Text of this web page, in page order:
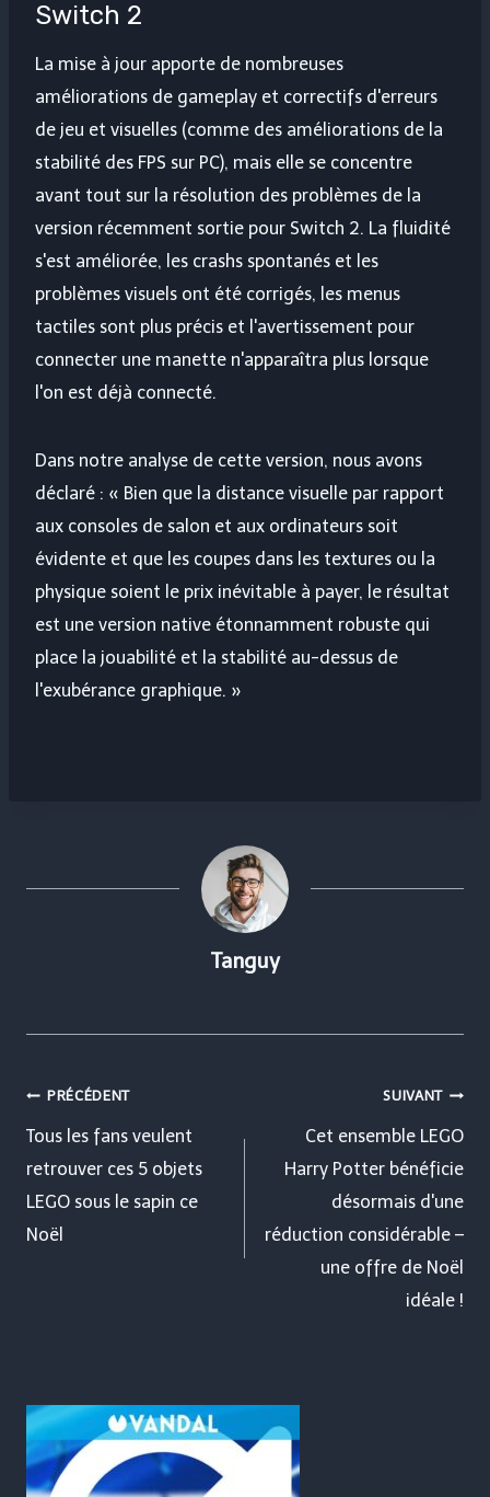
Switch 2
La mise à jour apporte de nombreuses
améliorations de gameplay et correctifs d'erreurs
de jeu et visuelles (comme des améliorations de la
stabilité des FPS sur PC), mais elle se concentre
avant tout sur la résolution des problèmes de la
version récemment sortie pour Switch 2. La fluidité
s'est améliorée, les crashs spontanés et les
problèmes visuels ont été corrigés, les menus
tactiles sont plus précis et l'avertissement pour
connecter une manette n'apparaîtra plus lorsque
l'on est déjà connecté.
Dans notre analyse de cette version, nous avons
déclaré : « Bien que la distance visuelle par rapport
aux consoles de salon et aux ordinateurs soit
évidente et que les coupes dans les textures ou la
physique soient le prix inévitable à payer, le résultat
est une version native étonnamment robuste qui
place la jouabilité et la stabilité au-dessus de
l'exubérance graphique. »
Tanguy
Navigation
de
l’article
PRÉCÉDENT
Tous les fans veulent
retrouver ces 5 objets
LEGO sous le sapin ce
Noël
SUIVANT
Cet ensemble LEGO
Harry Potter bénéficie
désormais d'une
réduction considérable –
une offre de Noël
idéale !